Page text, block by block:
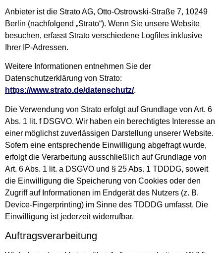
Anbieter ist die Strato AG, Otto-Ostrowski-Straße 7, 10249
Berlin (nachfolgend „Strato“). Wenn Sie unsere Website
besuchen, erfasst Strato verschiedene Logfiles inklusive
Ihrer IP-Adressen.
Weitere Informationen entnehmen Sie der
Datenschutzerklärung von Strato:
https://www.strato.de/datenschutz/.
Die Verwendung von Strato erfolgt auf Grundlage von Art. 6
Abs. 1 lit. f DSGVO. Wir haben ein berechtigtes Interesse an
einer möglichst zuverlässigen Darstellung unserer Website.
Sofern eine entsprechende Einwilligung abgefragt wurde,
erfolgt die Verarbeitung ausschließlich auf Grundlage von
Art. 6 Abs. 1 lit. a DSGVO und § 25 Abs. 1 TDDDG, soweit
die Einwilligung die Speicherung von Cookies oder den
Zugriff auf Informationen im Endgerät des Nutzers (z. B.
Device-Fingerprinting) im Sinne des TDDDG umfasst. Die
Einwilligung ist jederzeit widerrufbar.
Auftragsverarbeitung